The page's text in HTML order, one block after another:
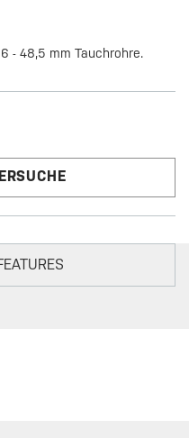
- 48,5 mm Tauchrohre.